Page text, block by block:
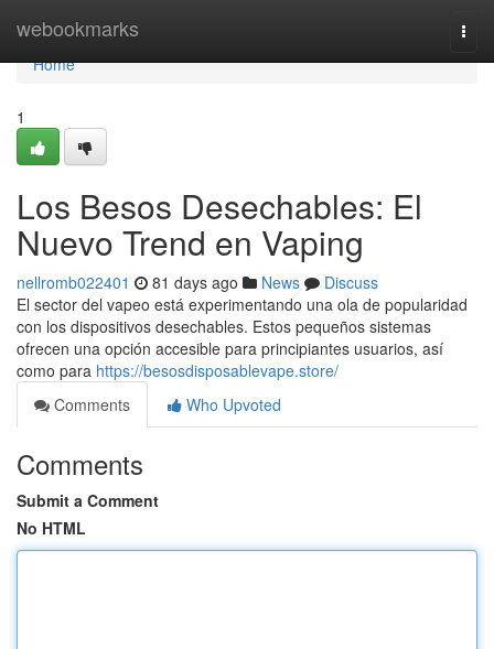
webookmarks
Home
Home
1
Los Besos Desechables: El
Nuevo Trend en Vaping
nellromb022401 81 days ago News
Discuss
El sector del vapeo está experimentando una ola de popularidad
con los dispositivos desechables. Estos pequeños sistemas
ofrecen una opción accesible para principiantes usuarios, así
como para https://besosdisposablevape.store/
Comments
Who Upvoted
Comments
Submit a Comment
No HTML